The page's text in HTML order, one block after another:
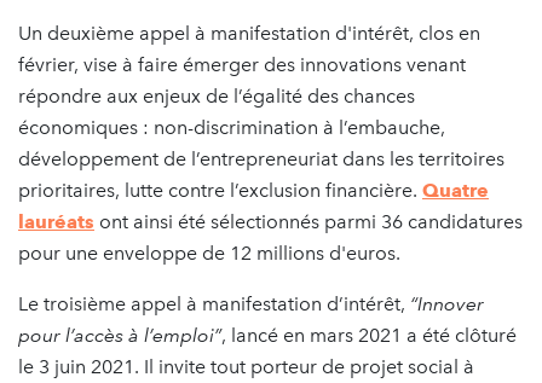
Un deuxième appel à manifestation d'intérêt, clos en
février, vise à faire émerger des innovations venant
répondre aux enjeux de l’égalité des chances
économiques : non-discrimination à l’embauche,
développement de l’entrepreneuriat dans les territoires
prioritaires, lutte contre l’exclusion financière. Quatre
lauréats ont ainsi été sélectionnés parmi 36 candidatures
pour une enveloppe de 12 millions d'euros.
Le troisième appel à manifestation d’intérêt, “Innover
pour l’accès à l’emploi”, lancé en mars 2021 a été clôturé
le 3 juin 2021. Il invite tout porteur de projet social à